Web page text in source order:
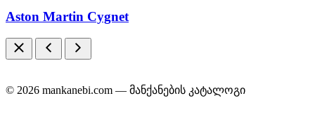
Aston Martin Cygnet
© 2026 mankanebi.com — მანქანების კატალოგი